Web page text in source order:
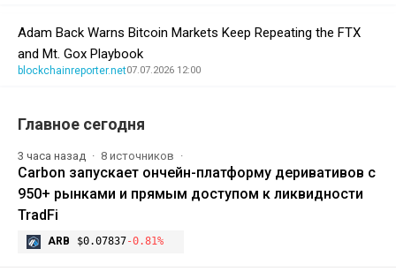
Adam Back Warns Bitcoin Markets Keep Repeating the FTX
and Mt. Gox Playbook
blockchainreporter.net07.07.2026 12:00
Главное сегодня
3 часа назад 8 источников
Carbon запускает ончейн-платформу деривативов с
950+ рынками и прямым доступом к ликвидности
TradFi
ARB $0.07837-0.81%